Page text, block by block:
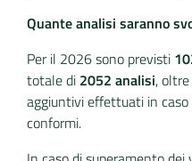
Quante analisi saranno
Per il 2026 sono previsti
totale di 2052 analisi,
aggiuntivi effettuati in
conformi.